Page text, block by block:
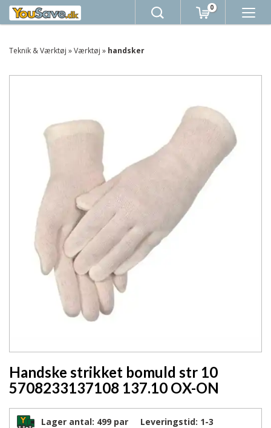
0
Teknik & Værktøj »Værktøj » handsker
Handske strikket bomuld str 10
5708233137108 137.10 OX-ON
Lager antal: 499 par Leveringstid: 1-3